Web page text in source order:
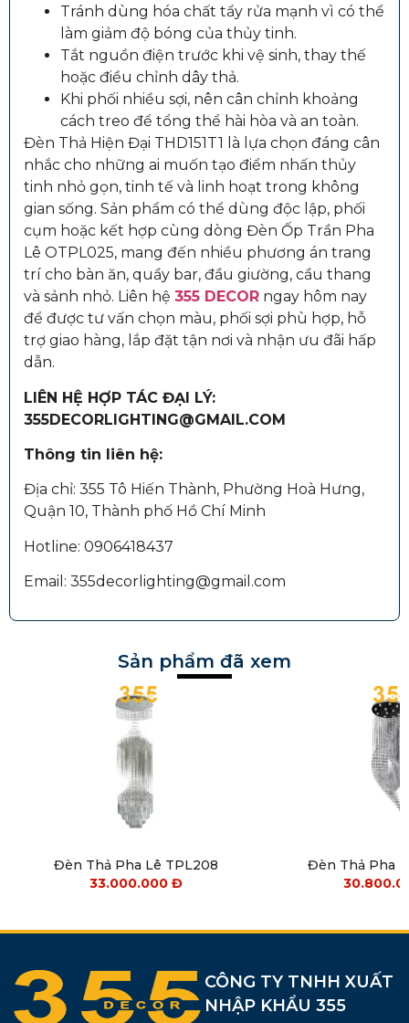
Tránh dùng hóa chất tẩy rửa mạnh vì có thể
làm giảm độ bóng của thủy tinh.
Tắt nguồn điện trước khi vệ sinh, thay thế
hoặc điều chỉnh dây thả.
Khi phối nhiều sợi, nên cân chỉnh khoảng
cách treo để tổng thể hài hòa và an toàn.
Đèn Thả Hiện Đại THD151T1 là lựa chọn đáng cân
nhắc cho những ai muốn tạo điểm nhấn thủy
tinh nhỏ gọn, tinh tế và linh hoạt trong không
gian sống. Sản phẩm có thể dùng độc lập, phối
cụm hoặc kết hợp cùng dòng Đèn Ốp Trần Pha
Lê OTPL025, mang đến nhiều phương án trang
trí cho bàn ăn, quầy bar, đầu giường, cầu thang
và sảnh nhỏ. Liên hệ 355 DECOR ngay hôm nay
để được tư vấn chọn màu, phối sợi phù hợp, hỗ
trợ giao hàng, lắp đặt tận nơi và nhận ưu đãi hấp
dẫn.
LIÊN HỆ HỢP TÁC ĐẠI LÝ:
355DECORLIGHTING@GMAIL.COM
Thông tin liên hệ:
Địa chỉ: 355 Tô Hiến Thành, Phường Hoà Hưng,
Quận 10, Thành phố Hồ Chí Minh
Hotline: 0906418437
Email: 355decorlighting@gmail.com
Sản phẩm đã xem
Đèn Thả Pha Lê TPL208
33.000.000Đ
Đèn Thả Pha
CÔNG TY TNHH XUẤT
NHẬP KHẨU 355